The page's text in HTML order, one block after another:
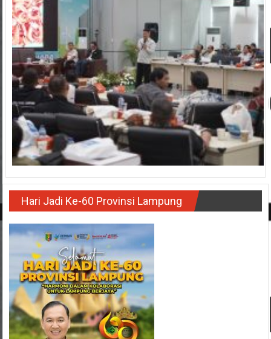
Hari Jadi Ke-60 Provinsi Lampung